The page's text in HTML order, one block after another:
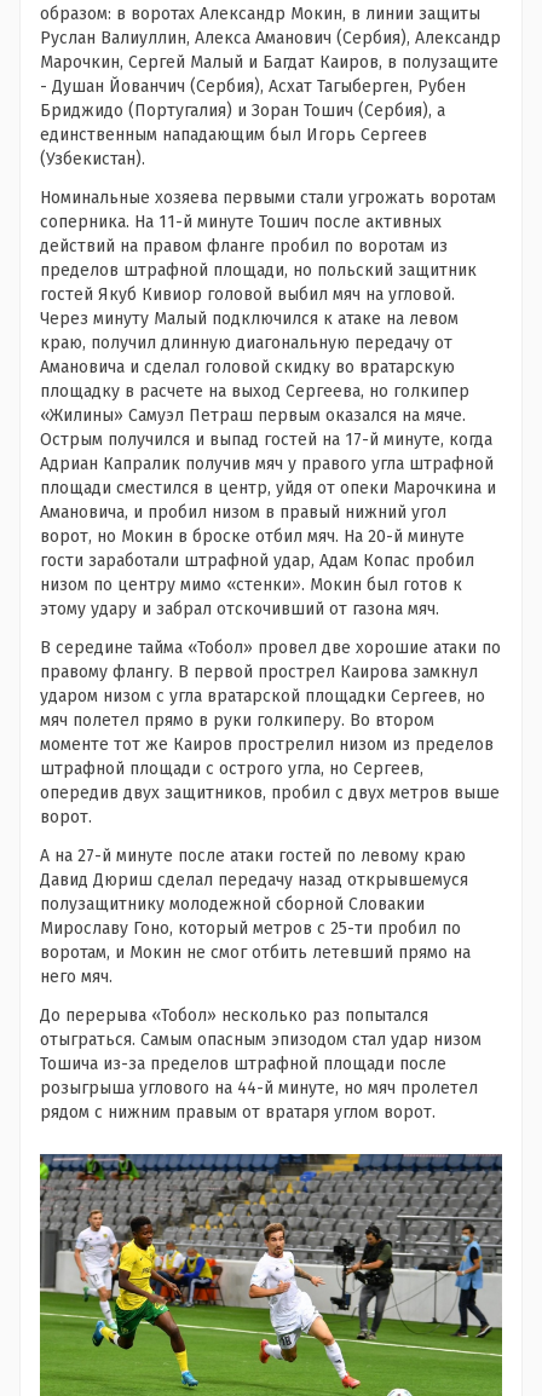
образом: в воротах Александр Мокин, в линии защиты
Руслан Валиуллин, Алекса Аманович (Сербия), Александр
Марочкин, Сергей Малый и Багдат Каиров, в полузащите
- Душан Йованчич (Сербия), Асхат Тагыберген, Рубен
Бриджидо (Португалия) и Зоран Тошич (Сербия), а
единственным нападающим был Игорь Сергеев
(Узбекистан).
Номинальные хозяева первыми стали угрожать воротам
соперника. На 11-й минуте Тошич после активных
действий на правом фланге пробил по воротам из
пределов штрафной площади, но польский защитник
гостей Якуб Кивиор головой выбил мяч на угловой.
Через минуту Малый подключился к атаке на левом
краю, получил длинную диагональную передачу от
Амановича и сделал головой скидку во вратарскую
площадку в расчете на выход Сергеева, но голкипер
«Жилины» Самуэл Петраш первым оказался на мяче.
Острым получился и выпад гостей на 17-й минуте, когда
Адриан Капралик получив мяч у правого угла штрафной
площади сместился в центр, уйдя от опеки Марочкина и
Амановича, и пробил низом в правый нижний угол
ворот, но Мокин в броске отбил мяч. На 20-й минуте
гости заработали штрафной удар, Адам Копас пробил
низом по центру мимо «стенки». Мокин был готов к
этому удару и забрал отскочивший от газона мяч.
В середине тайма «Тобол» провел две хорошие атаки по
правому флангу. В первой прострел Каирова замкнул
ударом низом с угла вратарской площадки Сергеев, но
мяч полетел прямо в руки голкиперу. Во втором
моменте тот же Каиров прострелил низом из пределов
штрафной площади с острого угла, но Сергеев,
опередив двух защитников, пробил с двух метров выше
ворот.
А на 27-й минуте после атаки гостей по левому краю
Давид Дюриш сделал передачу назад открывшемуся
полузащитнику молодежной сборной Словакии
Мирославу Гоно, который метров с 25-ти пробил по
воротам, и Мокин не смог отбить летевший прямо на
него мяч.
До перерыва «Тобол» несколько раз попытался
отыграться. Самым опасным эпизодом стал удар низом
Тошича из-за пределов штрафной площади после
розыгрыша углового на 44-й минуте, но мяч пролетел
рядом с нижним правым от вратаря углом ворот.